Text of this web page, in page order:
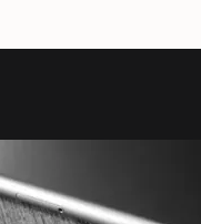
iPhone?
avgust 7, 2026